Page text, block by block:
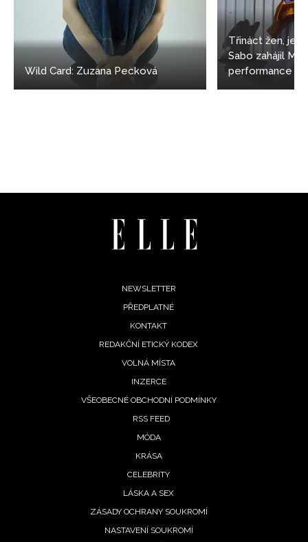
Wild Card: Zuzana Pecková
Třináct žen,
Sabo zahájil
performance
NEWSLETTER
PŘEDPLATNÉ
KONTAKT
REDAKČNÍ ETICKÝ KODEX
VOLNÁ MÍSTA
INZERCE
VŠEOBECNÉ OBCHODNÍ PODMÍNKY
RSS FEED
MÓDA
KRÁSA
CELEBRITY
LÁSKA A SEX
ZÁSADY OCHRANY SOUKROMÍ
NASTAVENÍ SOUKROMÍ